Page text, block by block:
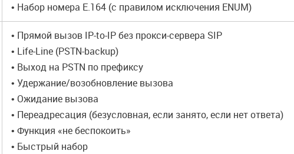
• Набор номера E.164 (с правилом исключения ENUM)
• Прямой вызов IP-to-IP без прокси-сервера SIP
• Life-Line (PSTN-backup)
• Выход на PSTN по префиксу
• Удержание/возобновление вызова
• Ожидание вызова
• Переадресация (безусловная, если занято, если нет ответа)
• Функция «не беспокоить»
• Быстрый набор